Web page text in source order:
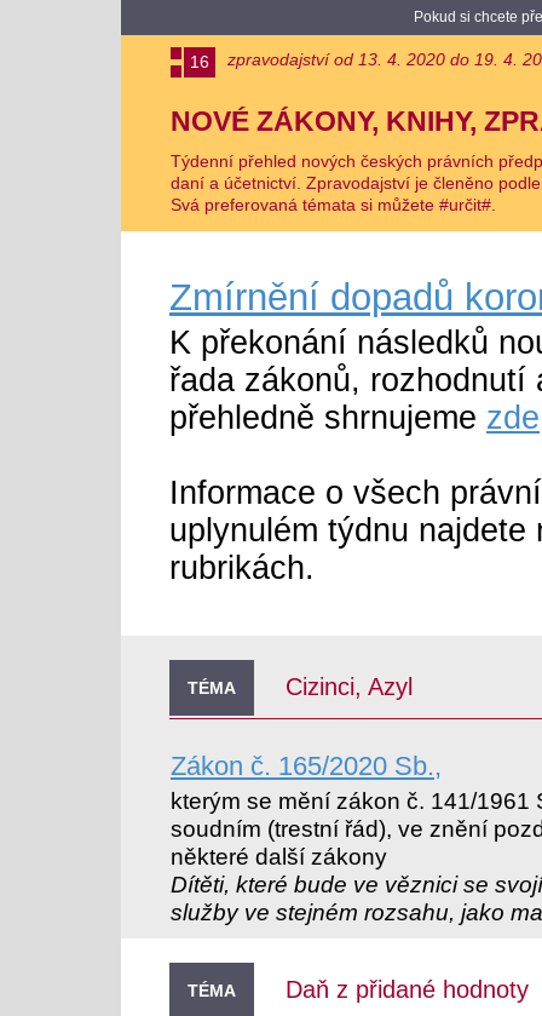
Pokud si chcete
16 zpravodajství od 13. 4. 2020 do 19. 4.
NOVÉ ZÁKONY, KNIHY,
Týdenní přehled nových českých právních
daní a účetnictví. Zpravodajství je členěno
Svá preferovaná témata si můžete #určit#.
Zmírnění dopadů
K překonání následků
řada zákonů, rozhodnutí
přehledně shrnujeme zde
Informace o všech
uplynulém týdnu
rubrikách.
TÉMA Cizinci, Azyl
Zákon č. 165/2020 Sb.,
kterým se mění zákon č. 141/1961
soudním (trestní řád), ve znění
některé další zákony
Dítěti, které bude ve věznici se
služby ve stejném rozsahu, jako
TÉMA Daň z přidané hodnoty